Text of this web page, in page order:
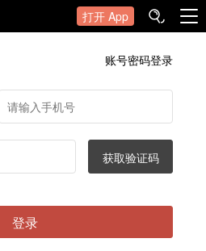
打开 App
账号密码登录
获取验证码
登录